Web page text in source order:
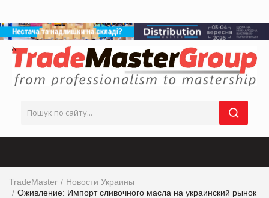
TradeMaster
Новости Украины
Оживление: Импорт сливочного масла на украинский рынок